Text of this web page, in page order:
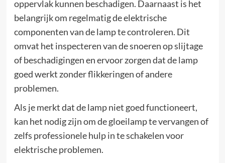
oppervlak kunnen beschadigen. Daarnaast is het
belangrijk om regelmatig de elektrische
componenten van de lamp te controleren. Dit
omvat het inspecteren van de snoeren op slijtage
of beschadigingen en ervoor zorgen dat de lamp
goed werkt zonder flikkeringen of andere
problemen.
Als je merkt dat de lamp niet goed functioneert,
kan het nodig zijn om de gloeilamp te vervangen of
zelfs professionele hulp in te schakelen voor
elektrische problemen.